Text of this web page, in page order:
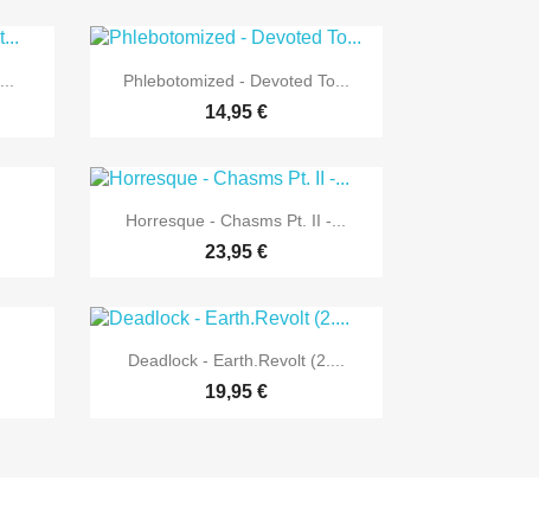
 Vorschau
Phlebotomized - Devoted To...
14,95 €
 Vorschau
Horresque - Chasms Pt. II -...
23,95 €
 Vorschau
Deadlock - Earth.Revolt (2....
19,95 €